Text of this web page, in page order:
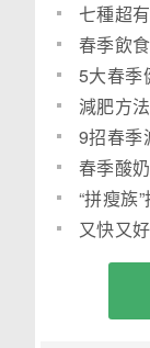
七種超
(圖)春季飲
方法5大春季
減肥方
肥方法
9招春季
春季酸
天
“拼瘦族
又快又
季減肥九